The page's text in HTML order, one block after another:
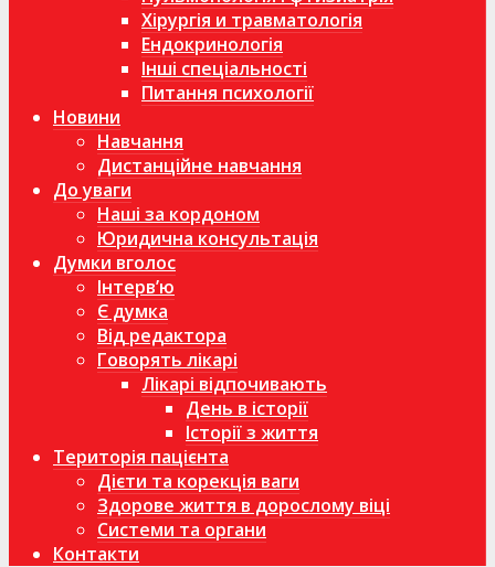
Хірургія и травматологія
Ендокринологія
Інші спеціальності
Питання психології
Новини
Навчання
Дистанційне навчання
До уваги
Наші за кордоном
Юридична консультація
Думки вголос
Інтерв’ю
Є думка
Від редактора
Говорять лікарі
Лікарі відпочивають
День в історії
Історії з життя
Територія пацієнта
Дієти та корекція ваги
Здорове життя в дорослому віці
Системи та органи
Контакти